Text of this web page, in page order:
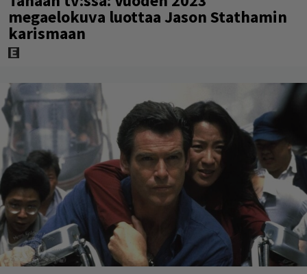
megaelokuva luottaa Jason Stathamin
karismaan